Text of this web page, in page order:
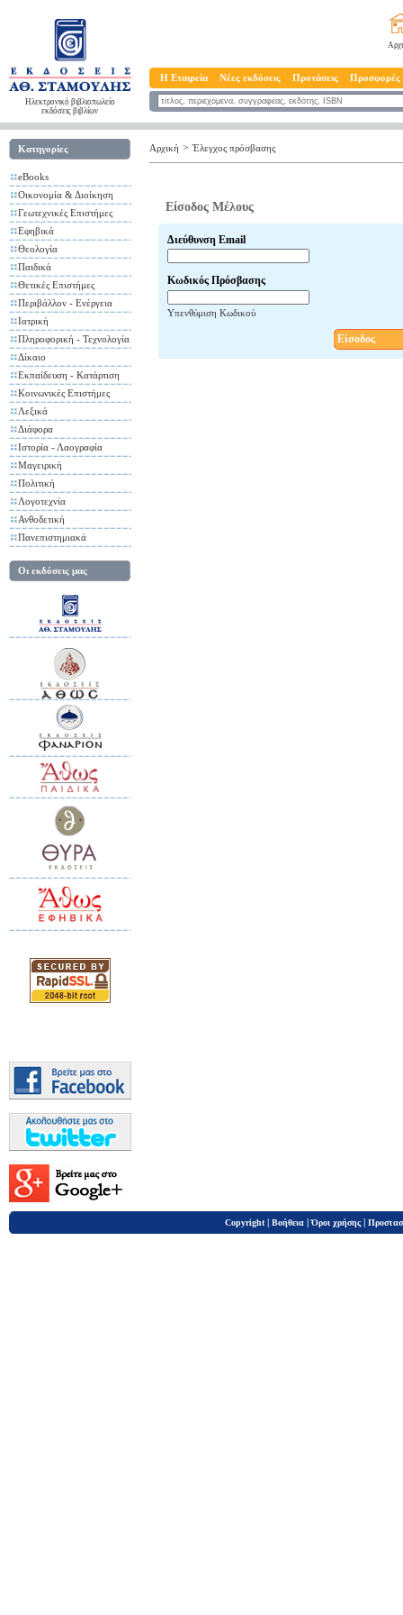
Ηλεκτρονικό βιβλιοπωλείο
εκδόσεις βιβλίων
Η Εταιρεία Νέες εκδόσεις Προτάσεις Προσφορές
Κατηγορίες
eBooks
Οικονομία & Διοίκηση
Γεωτεχνικές Επιστήμες
Εφηβικά
Θεολογία
Παιδικά
Θετικές Επιστήμες
Περιβάλλον - Ενέργεια
Ιατρική
Πληροφορική - Τεχνολογία
Δίκαιο
Εκπαίδευση - Κατάρτιση
Κοινωνικές Επιστήμες
Λεξικά
Διάφορα
Ιστορία - Λαογραφία
Μαγειρική
Πολιτική
Λογοτεχνία
Ανθοδετική
Πανεπιστημιακά
Οι εκδόσεις μας
Αρχική > Έλεγχος πρόσβασης
Είσοδος Μέλους
Διεύθυνση Email
Κωδικός Πρόσβασης
Υπενθύμιση Κωδικού
Είσοδος
Copyright | Βοήθεια |Όροι χρήσης |